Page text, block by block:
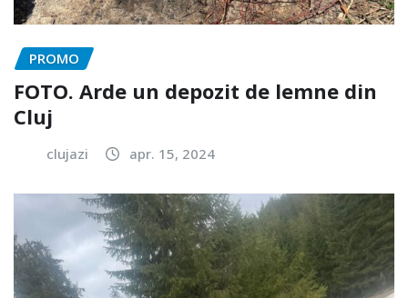
PROMO
FOTO. Arde un depozit de lemne din
Cluj
clujazi apr. 15, 2024